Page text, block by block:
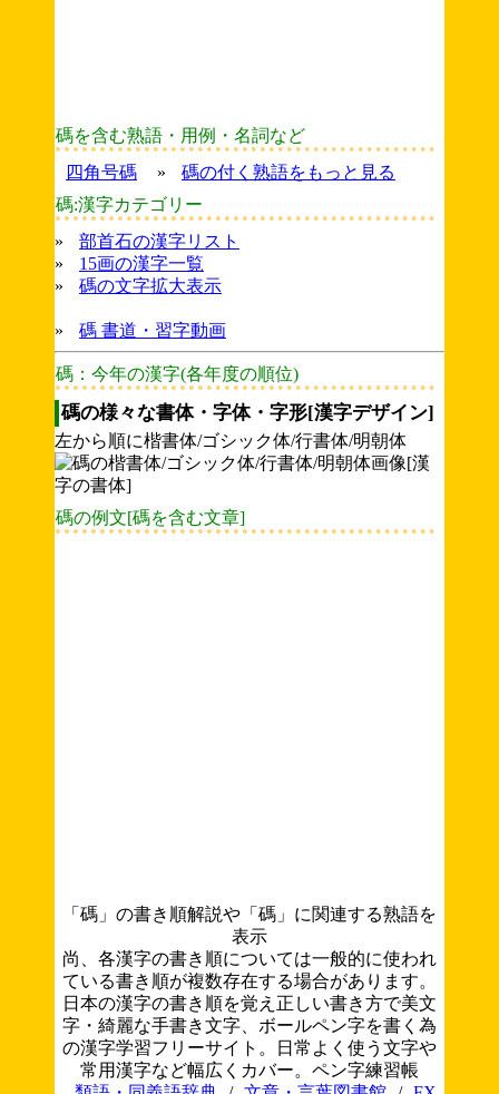
碼を含む熟語・用例・名詞など
四角号碼
»
碼の付く熟語をもっと見る
碼:漢字カテゴリー
»
部首石の漢字リスト
»
15画の漢字一覧
»
碼の文字拡大表示
» 碼 書道・習字動画
碼：今年の漢字(各年度の順位)
碼の様々な書体・字体・字形[漢字デザイン]
左から順に楷書体/ゴシック体/行書体/明朝体
碼の例文[碼を含む文章]
「碼」の書き順解説や「碼」に関連する熟語を
表示
尚、各漢字の書き順については一般的に使われ
ている書き順が複数存在する場合があります。
日本の漢字の書き順を覚え正しい書き方で美文
字・綺麗な手書き文字、ボールペン字を書く為
の漢字学習フリーサイト。日常よく使う文字や
常用漢字など幅広くカバー。ペン字練習帳